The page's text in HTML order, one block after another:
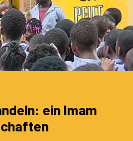
ein Imam